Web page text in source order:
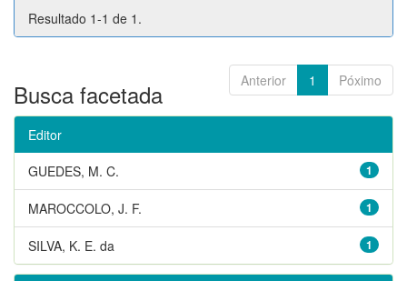
Resultado 1-1 de 1.
Anterior 1 Póximo
Busca facetada
Editor
1
GUEDES, M. C.
1
MAROCCOLO, J. F.
1
SILVA, K. E. da